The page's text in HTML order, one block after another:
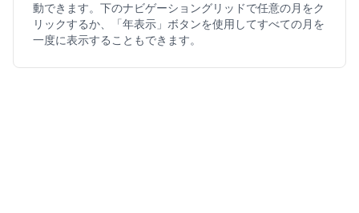
動できます。下のナビゲーショングリッドで任意の月をク
リックするか、「年表示」ボタンを使用してすべての月を
一度に表示することもできます。